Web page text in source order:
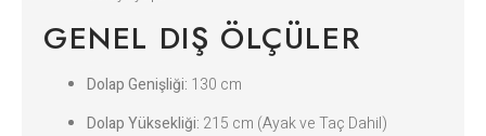
GENEL DIŞ ÖLÇÜLER
Dolap Genişliği: 130 cm
Dolap Yüksekliği: 215 cm (Ayak ve Taç Dahil)